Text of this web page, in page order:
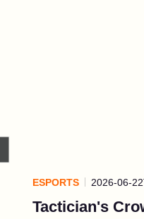
ESPORTS 2026-06-
Tactician's